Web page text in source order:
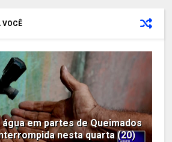
VOCÊ
em partes de Queimados
nesta quarta (20)